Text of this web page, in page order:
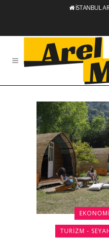
İSTANBUL
EKONOMI
TURIZM -